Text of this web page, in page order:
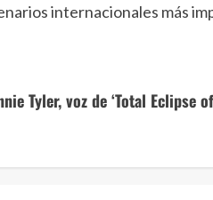
internacionales más
Tyler, voz de ‘Total Eclipse